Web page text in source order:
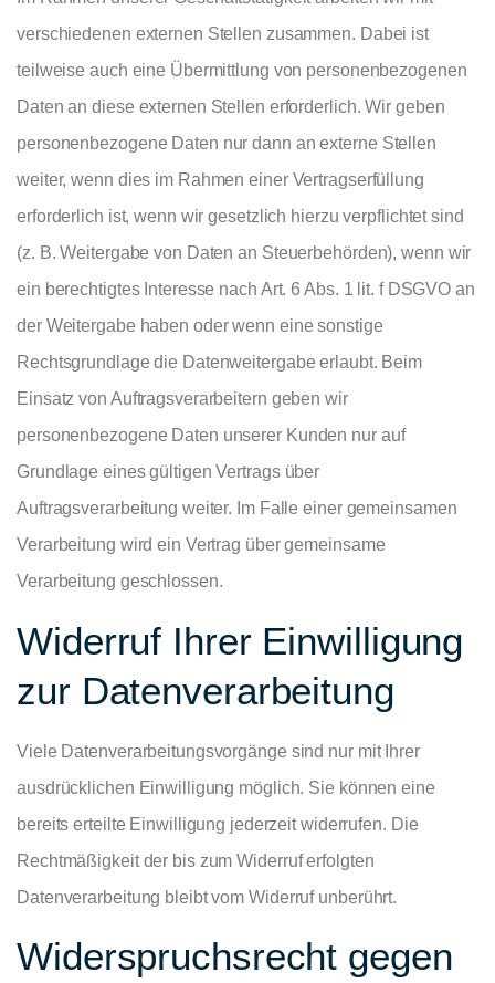
verschiedenen externen Stellen zusammen. Dabei ist
teilweise auch eine Übermittlung von personenbezogenen
Daten an diese externen Stellen erforderlich. Wir geben
personenbezogene Daten nur dann an externe Stellen
weiter, wenn dies im Rahmen einer Vertragserfüllung
erforderlich ist, wenn wir gesetzlich hierzu verpflichtet sind
(z. B. Weitergabe von Daten an Steuerbehörden), wenn wir
ein berechtigtes Interesse nach Art. 6 Abs. 1 lit. f DSGVO an
der Weitergabe haben oder wenn eine sonstige
Rechtsgrundlage die Datenweitergabe erlaubt. Beim
Einsatz von Auftragsverarbeitern geben wir
personenbezogene Daten unserer Kunden nur auf
Grundlage eines gültigen Vertrags über
Auftragsverarbeitung weiter. Im Falle einer gemeinsamen
Verarbeitung wird ein Vertrag über gemeinsame
Verarbeitung geschlossen.
Widerruf Ihrer Einwilligung
zur Datenverarbeitung
Viele Datenverarbeitungsvorgänge sind nur mit Ihrer
ausdrücklichen Einwilligung möglich. Sie können eine
bereits erteilte Einwilligung jederzeit widerrufen. Die
Rechtmäßigkeit der bis zum Widerruf erfolgten
Datenverarbeitung bleibt vom Widerruf unberührt.
Widerspruchsrecht gegen